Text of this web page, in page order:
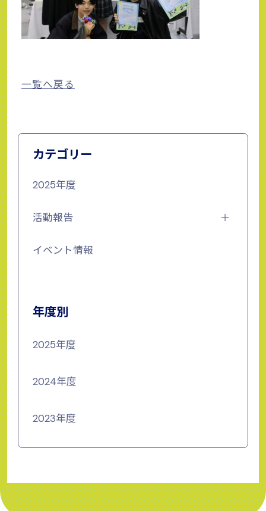
一覧へ戻る
カテゴリー
2025年度
活動報告
イベント情報
年度別
2025年度
2024年度
2023年度